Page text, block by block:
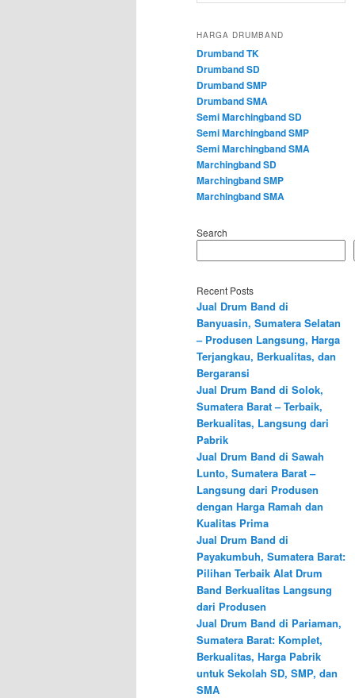
HARGA DRUMBAND
Drumband TK
Drumband SD
Drumband SMP
Drumband SMA
Semi Marchingband SD
Semi Marchingband SMP
Semi Marchingband SMA
Marchingband SD
Marchingband SMP
Marchingband SMA
Search
Recent Posts
Jual Drum Band di
Banyuasin, Sumatera Selatan
– Produsen Langsung, Harga
Terjangkau, Berkualitas, dan
Bergaransi
Jual Drum Band di Solok,
Sumatera Barat – Terbaik,
Berkualitas, Langsung dari
Pabrik
Jual Drum Band di Sawah
Lunto, Sumatera Barat –
Langsung dari Produsen
dengan Harga Ramah dan
Kualitas Prima
Jual Drum Band di
Payakumbuh, Sumatera Barat:
Pilihan Terbaik Alat Drum
Band Berkualitas Langsung
dari Produsen
Jual Drum Band di Pariaman,
Sumatera Barat: Komplet,
Berkualitas, Harga Pabrik
untuk Sekolah SD, SMP, dan
SMA